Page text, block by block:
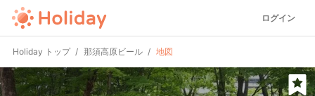
ログイン
Holiday トップ 那須高原ビール 地図